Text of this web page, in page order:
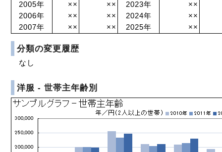
2005年
×× ×× 2023年
××
2006年
×× ×× 2024年
××
2007年
×× ×× 2025年 ××
分類の変更履歴
なし
洋服 - 世帯主年齢別